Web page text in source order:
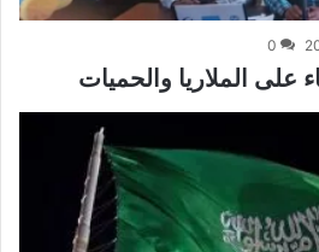
0
على الملاريا والحميات